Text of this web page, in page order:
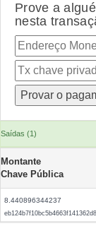
Prove a
nesta
Saídas (1)
Montante
Chave Pública
8.440896344237